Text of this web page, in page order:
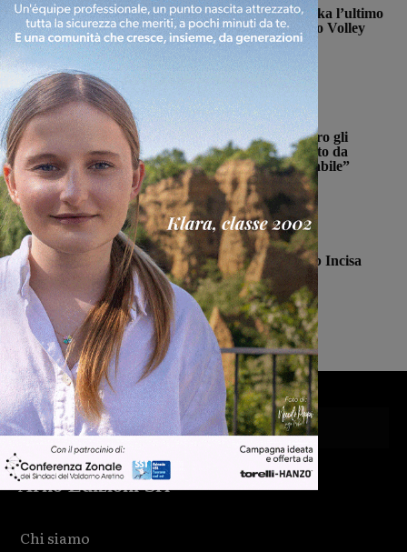
La schiacciatrice Kalina Pylinska l’ultimo
tassello della Passione Valdarno Volley
Michele Bossini 5 Agosto 2026
Cronaca
Ennesimo atto di violenza contro gli
animali: a Montalto gatto colpito da
pallini. Enpa: “Atto ingiustificabile”
Monica Campani - 5 Agosto 2026
Calcio
Con Stefano Sottili l’Ideal Club Incisa
chiude la campagna acquisti
Michele Bossini - 5 Agosto 2026
Arno Edizioni Srl
Chi siamo